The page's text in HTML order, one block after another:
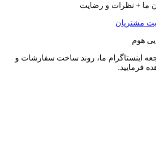
ما + نظرات و رضایت
مشتريان
هوم
اینستاگرام ما، روند ساخت سفارشات و
فرمایید.